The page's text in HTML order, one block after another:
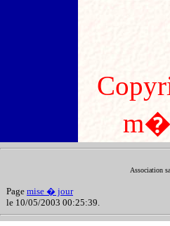
Association
Page mise � jour
le 10/05/2003 00:25:39.